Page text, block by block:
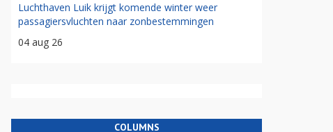
Luchthaven Luik krijgt komende winter weer
passagiersvluchten naar zonbestemmingen
04 aug 26
COLUMNS